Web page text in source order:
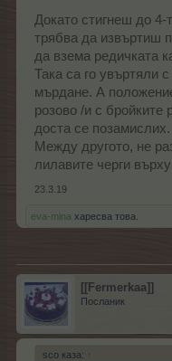
гулдена ще ми иска БП
Добре,че си имам!/ от
Докато стигнеш до
трябва да извъртиш
да взема редичката
Така са го увъртяли
мърдане. А
розово /и с бройките
доста се позамислих.
Между другото, не
лилавите черги
23.3.19
eva-mina харесва това.
[[Fermerkaa]]
Посланик
sco каза: ↑